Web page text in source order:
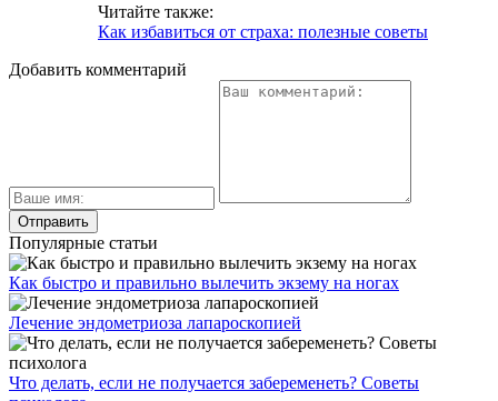
Читайте также:
Как избавиться от страха: полезные советы
Добавить комментарий
Популярные статьи
Как быстро и правильно вылечить экзему на ногах
Лечение эндометриоза лапароскопией
Что делать, если не получается забеременеть? Советы